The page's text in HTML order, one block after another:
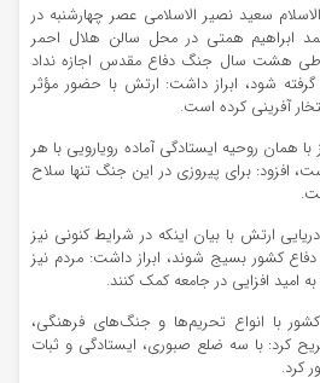
سعید نصیر الاسلامی عصر چهارشنبه در
ابراهیم همتی در محل سالن هلال احمر
طی هشت سال جنگ دفاع مقدس اجازه نداد
شود، ابراز داشت: ارتش با حضور مؤثر
آفرینی کرده است.
با همان روحیه ایستادگی آماده رویارویی با هر
افزود: برای پیروزی در این جنگ تنها سلاح
ارتش با بیان اینکه در شرایط کنونی نیز
کشور بسیج شوند، ابراز داشت: مردم نیز
امید افزایی در جامعه کمک کنند.
کشور با انواع تحریم‌ها و جنگ‌های فرهنگی،
کرد: با سه ضلع صبوری، ایستادگی و ثبات
کرد.